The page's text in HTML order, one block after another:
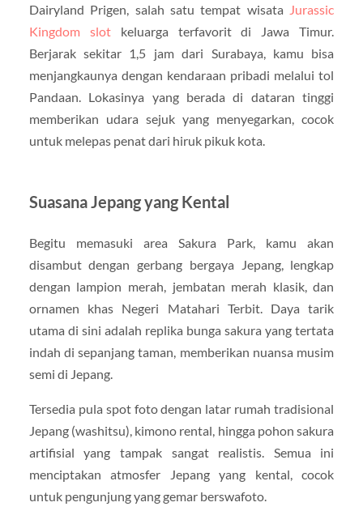
Dairyland Prigen, salah satu tempat wisata
Jurassic
Kingdom slotkeluarga terfavorit di Jawa Timur.
Berjarak sekitar 1,5 jam dari Surabaya, kamu bisa
menjangkaunya dengan kendaraan pribadi melalui tol
Pandaan. Lokasinya yang berada di dataran tinggi
memberikan udara sejuk yang menyegarkan, cocok
untuk melepas penat dari hiruk pikuk kota.
Suasana Jepang yang Kental
Begitu memasuki area Sakura Park, kamu akan
disambut dengan gerbang bergaya Jepang, lengkap
dengan lampion merah, jembatan merah klasik, dan
ornamen khas Negeri Matahari Terbit. Daya tarik
utama di sini adalah replika bunga sakura yang tertata
indah di sepanjang taman, memberikan nuansa musim
semi di Jepang.
Tersedia pula spot foto dengan latar rumah tradisional
Jepang (washitsu), kimono rental, hingga pohon sakura
artifisial yang tampak sangat realistis. Semua ini
menciptakan atmosfer Jepang yang kental, cocok
untuk pengunjung yang gemar berswafoto.